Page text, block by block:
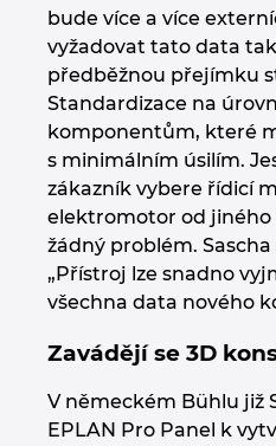
bude více a více
vyžadovat tato data
předběžnou přejímku
Standardizace na
komponentům, které
s minimálním úsilím.
zákazník vybere řídicí
elektromotor od jiného
žádný problém.
„Přístroj lze snadno
všechna data nového
Zavádějí se 3D
V německém Bühlu již
EPLAN Pro Panel k